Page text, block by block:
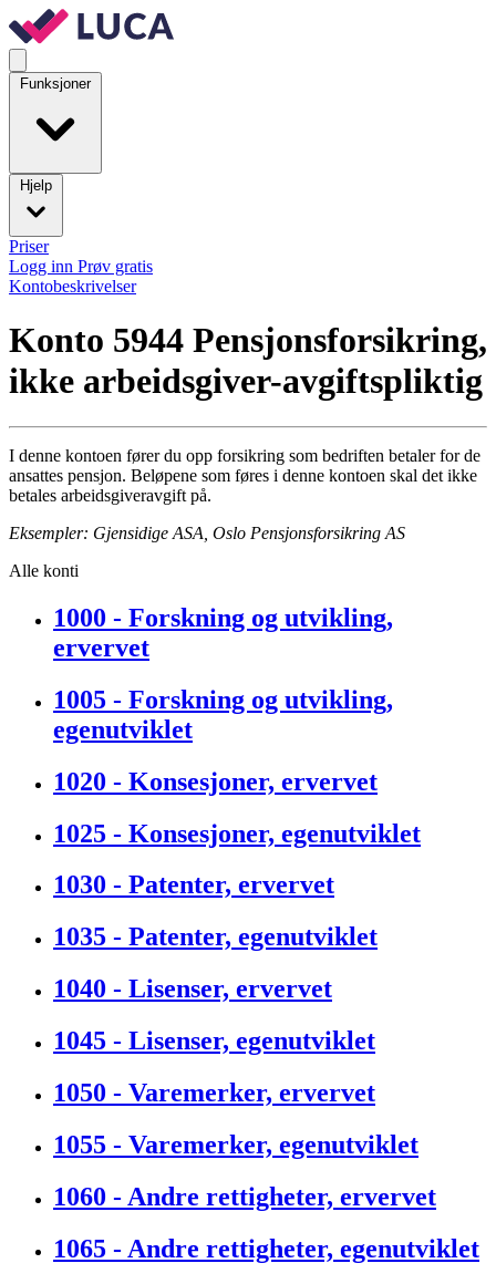
Funksjoner
Hjelp
Priser
Logg inn Prøv gratis
Kontobeskrivelser
Konto 5944 Pensjonsforsikring,
ikke arbeidsgiver-avgiftspliktig
I denne kontoen fører du opp forsikring som bedriften betaler for de
ansattes pensjon. Beløpene som føres i denne kontoen skal det ikke
betales arbeidsgiveravgift på.
Eksempler: Gjensidige ASA, Oslo Pensjonsforsikring AS
Alle konti
1000 - Forskning og utvikling,
ervervet
1005 - Forskning og utvikling,
egenutviklet
1020 - Konsesjoner, ervervet
1025 - Konsesjoner, egenutviklet
1030 - Patenter, ervervet
1035 - Patenter, egenutviklet
1040 - Lisenser, ervervet
1045 - Lisenser, egenutviklet
1050 - Varemerker, ervervet
1055 - Varemerker, egenutviklet
1060 - Andre rettigheter, ervervet
1065 - Andre rettigheter, egenutviklet